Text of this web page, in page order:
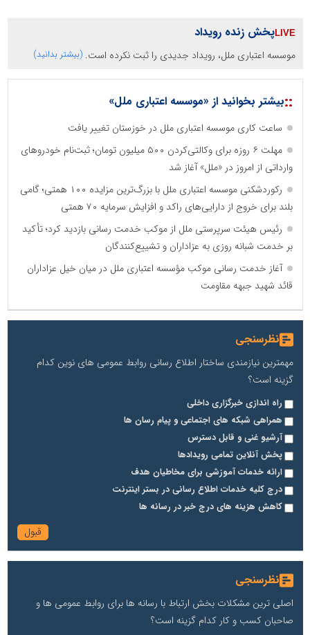
پخش زنده رویداد
موسسه اعتباری ملل، رویداد جدیدی را ثبت نکرده است. (بیشتر بدانید)
::بیشتر بخوانید از «موسسه اعتباری ملل»
ساعت کاری موسسه اعتباری ملل در خوزستان تغییر یافت
مهلت ۶ روزه برای وکالتی‌کردن ۵۰۰ میلیون تومان؛ ثبت‌نام خودروهای
وارداتی از امروز در «ملل» آغاز شد
رکوردشکنی موسسه اعتباری ملل با بزرگ‌ترین مزایده ۱۰۰ همتی؛ گامی
بلند برای خروج از دارایی‌های راکد و افزایش سرمایه ۷۰ همتی
رئیس هیئت سرپرستی ملل از موکب خدمت رسانی بازدید کرد؛ تأکید
بر خدمت شبانه روزی به عزاداران و تشییع‌کنندگان
آغاز خدمت رسانی موکب مؤسسه اعتباری ملل در میان خیل عزاداران
قائد شهید جبهه مقاومت
نظرسنجی
مهمترین نیازمندی ساختار اطلاع رسانی روابط عمومی های نوین کدام
گزینه است؟
راه اندازی خبرگزاری داخلی
همراهی شبکه های اجتماعی و پیام رسان ها
آرشیو غنی و قابل دسترس
پخش آنلاین تمامی رویدادها
ارائه خدمات آموزشی برای مخاطیان هدف
درج کلیه خدمات اطلاع رسانی در بستر اینترنت
کاهش هزینه های درج خبر در رسانه ها
نظرسنجی
اصلی ترین مشکلات بخش ارتباط با رسانه ها برای روابط عمومی ها و
صاحبان کسب و کار کدام گزینه است؟